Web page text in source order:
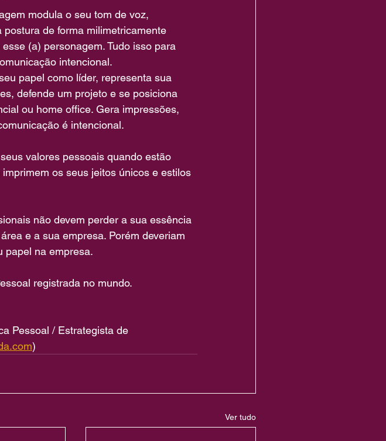
modula o seu tom de voz,
de forma milimetricamente
(a) personagem. Tudo isso para
intencional.
papel como líder, representa sua
defende um projeto e se posiciona
ou home office. Gera impressões,
é intencional.
valores pessoais quando estão
os seus jeitos únicos e estilos
não devem perder a sua essência
e a sua empresa. Porém deveriam
papel na empresa.
registrada no mundo.
Pessoal / Estrategista de
)
Ver tudo